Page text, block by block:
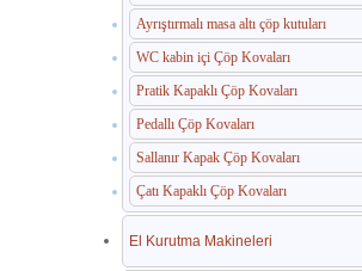
Ayrıştırmalı masa altı çöp kutuları
WC kabin içi Çöp Kovaları
Pratik Kapaklı Çöp Kovaları
Pedallı Çöp Kovaları
Sallanır Kapak Çöp Kovaları
Çatı Kapaklı Çöp Kovaları
El Kurutma Makineleri